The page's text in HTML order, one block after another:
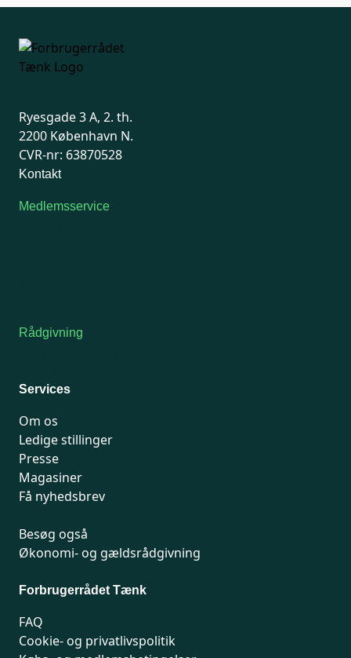
Ryesgade 3 A, 2. th.
2200 København N.
CVR-nr: 63870528
Kontakt
Medlemsservice
Rådgivning
Services
Om os
Ledige stillinger
Presse
Magasiner
Få nyhedsbrev
Besøg også
Økonomi- og gældsrådgivning
Forbrugerrådet Tænk
FAQ
Cookie- og privatlivspolitik